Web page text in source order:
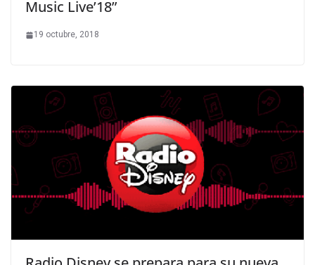
Music Live’18”
19 octubre, 2018